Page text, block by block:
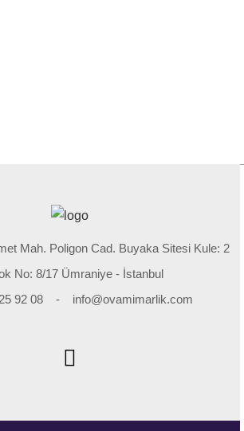
Mah. Poligon Cad. Buyaka Sitesi Kule: 2
No: 8/17 Ümraniye - İstanbul
92 08 - info@ovamimarlik.com